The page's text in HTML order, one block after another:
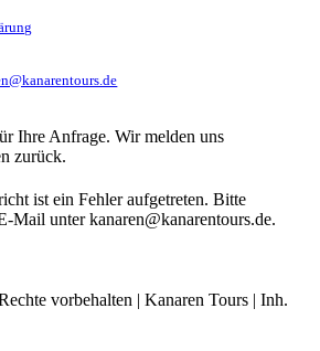
Ihre Anfrage. Wir melden uns
zurück.
ist ein Fehler aufgetreten. Bitte
Mail unter kanaren@kanarentours.de.
vorbehalten | Kanaren Tours | Inh.